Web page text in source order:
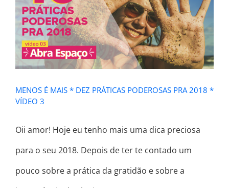
MENOS É MAIS * DEZ PRÁTICAS
PODEROSAS PRA 2018 * VÍDEO 3
MENOS É MAIS * DEZ PRÁTICAS PODEROSAS PRA 2018 *
VÍDEO 3
Oii amor! Hoje eu tenho mais uma dica preciosa
para o seu 2018. Depois de ter te contado um
pouco sobre a prática da gratidão e sobre a